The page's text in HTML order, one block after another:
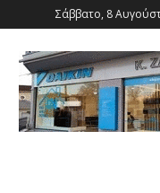
Σάββατο, 8